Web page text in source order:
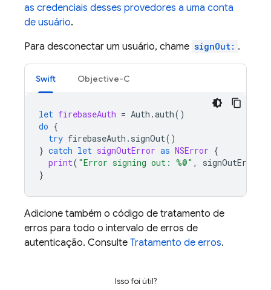
as credenciais desses provedores a uma conta
de usuário.
Para desconectar um usuário, chame signOut: .
Swift Objective-C
let firebaseAuth = Auth .auth()
do {
try firebaseAuth . signOut()
} catch let signOutError as NSError {
print( "Error signing out: %@" , signOutError
}
Adicione também o código de tratamento de
erros para todo o intervalo de erros de
autenticação. Consulte Tratamento de erros.
Isso foi útil?